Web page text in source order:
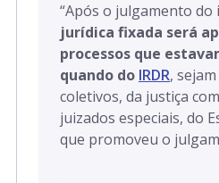
“Após o julgamento do
jurídica fixada será
processos que
quando do IRDR,
coletivos, da justiça
juizados especiais, do
que promoveu o